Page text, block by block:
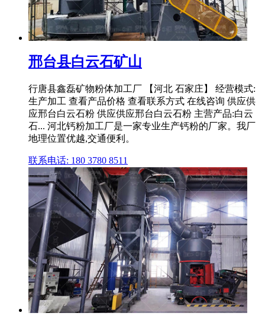
邢台县白云石矿山
行唐县鑫磊矿物粉体加工厂 【河北 石家庄】 经营模式:
生产加工 查看产品价格 查看联系方式 在线咨询 供应供
应邢台白云石粉 供应供应邢台白云石粉 主营产品:白云
石... 河北钙粉加工厂是一家专业生产钙粉的厂家。我厂
地理位置优越,交通便利。
联系电话: 180 3780 8511